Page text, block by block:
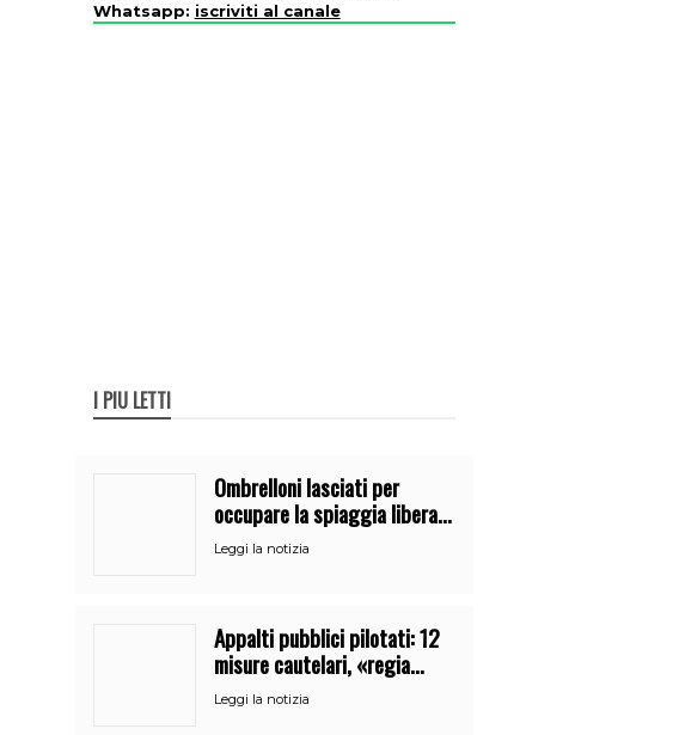
Whatsapp: iscriviti al canale
I PIÙ LETTI
Ombrelloni lasciati per
occupare la spiaggia libera.
Maxi sequestro della Guardia
Costiera
Leggi la notizia
Appalti pubblici pilotati: 12
misure cautelari, «regia
occulta» di un uomo vicino al
clan
Leggi la notizia